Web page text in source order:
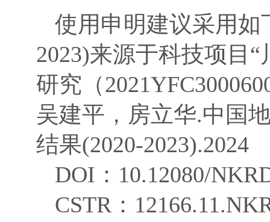
使用申明建议采用如
2023)来源于科技项目
研究（
吴建平，房立华.中国
结果(2020-2023).2024
DOI： 10.12080/
CSTR：